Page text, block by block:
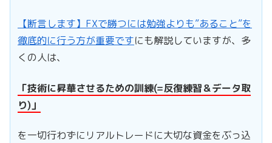
【断言します】FXで勝つには勉強よりも”あること”を
徹底的に行う方が重要ですにも解説していますが、多
くの人は、
「技術に昇華させるための訓練(=反復練習＆データ取
り)」
を一切行わずにリアルトレードに大切な資金をぶっ込